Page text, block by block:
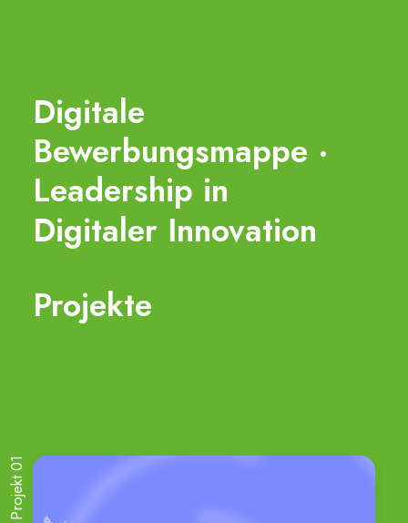
Digitale
Bewerbungsmappe ·
Leadership in
Digitaler Innovation
Projekte
Projekt 01